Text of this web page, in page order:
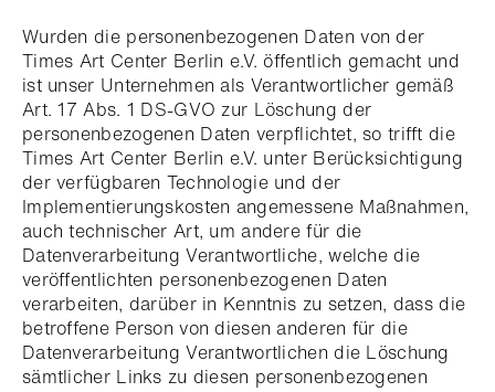
Wurden die personenbezogenen Daten von der
Times Art Center Berlin e.V. öffentlich gemacht und
ist unser Unternehmen als Verantwortlicher gemäß
Art. 17 Abs. 1 DS-GVO zur Löschung der
personenbezogenen Daten verpflichtet, so trifft die
Times Art Center Berlin e.V. unter Berücksichtigung
der verfügbaren Technologie und der
Implementierungskosten angemessene Maßnahmen,
auch technischer Art, um andere für die
Datenverarbeitung Verantwortliche, welche die
veröffentlichten personenbezogenen Daten
verarbeiten, darüber in Kenntnis zu setzen, dass die
betroffene Person von diesen anderen für die
Datenverarbeitung Verantwortlichen die Löschung
sämtlicher Links zu diesen personenbezogenen